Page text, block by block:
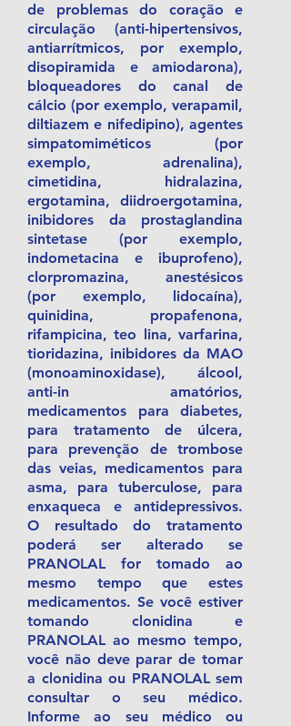
de problemas do coração e
circulação (anti-hipertensivos,
antiarrítmicos, por exemplo,
disopiramida e amiodarona),
bloqueadores do canal de
cálcio (por exemplo, verapamil,
diltiazem e nifedipino), agentes
simpatomiméticos (por
exemplo, adrenalina),
cimetidina, hidralazina,
ergotamina, diidroergotamina,
inibidores da prostaglandina
sintetase (por exemplo,
indometacina e ibuprofeno),
clorpromazina, anestésicos
(por exemplo, lidocaína),
quinidina, propafenona,
rifampicina, teo lina, varfarina,
tioridazina, inibidores da MAO
(monoaminoxidase), álcool,
anti-in amatórios,
medicamentos para diabetes,
para tratamento de úlcera,
para prevenção de trombose
das veias, medicamentos para
asma, para tuberculose, para
enxaqueca e antidepressivos.
O resultado do tratamento
poderá ser alterado se
PRANOLAL for tomado ao
mesmo tempo que estes
medicamentos. Se você estiver
tomando clonidina e
PRANOLAL ao mesmo tempo,
você não deve parar de tomar
a clonidina ou PRANOLAL sem
consultar o seu médico.
Informe ao seu médico ou